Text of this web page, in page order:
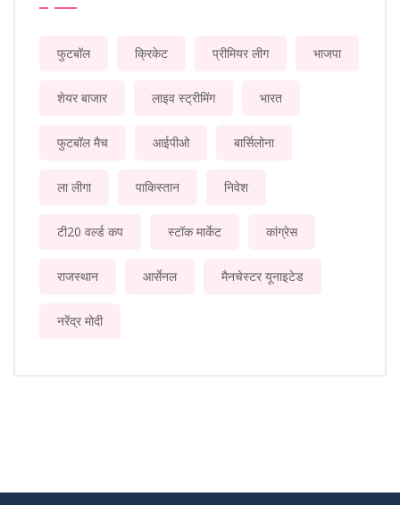
फुटबॉल क्रिकेट प्रीमियर लीग भाजपा
शेयर बाजार लाइव स्ट्रीमिंग भारत
फुटबॉल मैच आईपीओ बार्सिलोना
ला लीगा पाकिस्तान निवेश
टी20 वर्ल्ड कप स्टॉक मार्केट कांग्रेस
राजस्थान आर्सेनल मैनचेस्टर यूनाइटेड
नरेंद्र मोदी